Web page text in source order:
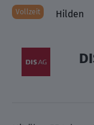
Vollzeit Hilden